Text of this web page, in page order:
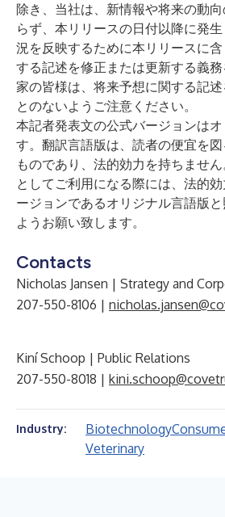
除き、当社は、新情報や将来の動
らず、本リリースの日付以降に発
況を反映するために本リリースに
する記述を修正または更新する義
家の皆様は、将来予想に関する記
とのないようご注意ください。
本記者発表文の公式バージョンは
す。翻訳言語版は、読者の便宜を
ものであり、法的効力を持ちませ
としてご利用になる際には、法的
ージョンであるオリジナル言語版
ようお願い致します。
Contacts
Nicholas Jansen | Strategy and
207-550-8106 |
Kiní Schoop | Public Relations
207-550-8018 |
Industry: Biotechnology
Veterinary